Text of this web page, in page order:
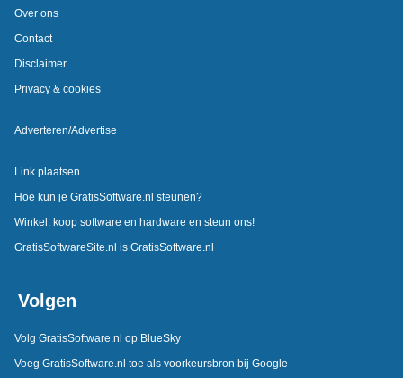
Over ons
Contact
Disclaimer
Privacy & cookies
Adverteren/Advertise
Link plaatsen
Hoe kun je GratisSoftware.nl steunen?
Winkel: koop software en hardware en steun ons!
GratisSoftwareSite.nl is GratisSoftware.nl
Volgen
Volg GratisSoftware.nl op BlueSky
Voeg GratisSoftware.nl toe als voorkeursbron bij Google